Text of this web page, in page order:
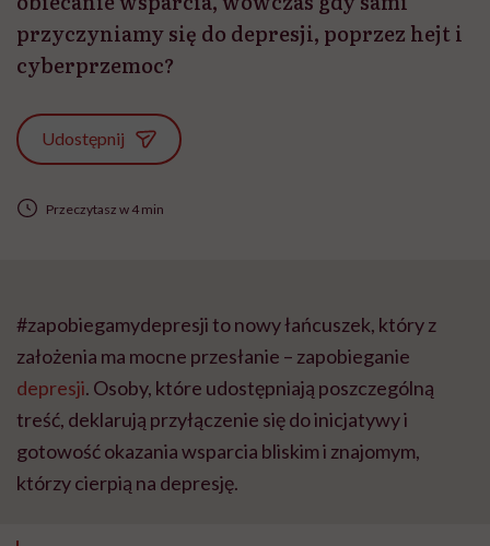
przyczyniamy się do depresji, poprzez hejt i
cyberprzemoc?
Udostępnij
Przeczytasz w 4 min
#zapobiegamydepresji to nowy łańcuszek, który z
założenia ma mocne przesłanie – zapobieganie
depresji. Osoby, które udostępniają poszczególną
treść, deklarują przyłączenie się do inicjatywy i
gotowość okazania wsparcia bliskim i znajomym,
którzy cierpią na depresję.